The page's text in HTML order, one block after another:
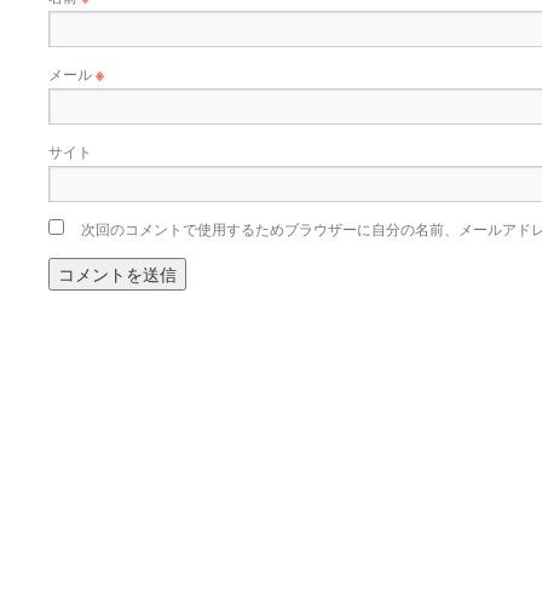
メール※
サイト
次回のコメントで使用するためブラウザーに自分の名前、メールアド